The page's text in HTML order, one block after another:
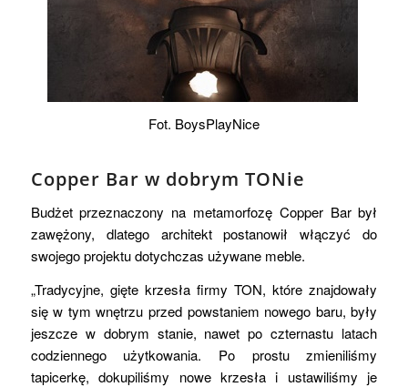
Fot. BoysPlayNice
Copper Bar w dobrym TONie
Budżet przeznaczony na metamorfozę Copper Bar był
zawężony, dlatego architekt postanowił włączyć do
swojego projektu dotychczas używane meble.
„Tradycyjne, gięte krzesła firmy TON, które znajdowały
się w tym wnętrzu przed powstaniem nowego baru, były
jeszcze w dobrym stanie, nawet po czternastu latach
codziennego użytkowania. Po prostu zmieniliśmy
tapicerkę, dokupiliśmy nowe krzesła i ustawiliśmy je